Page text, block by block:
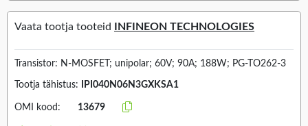
Vaata tootja tooteid INFINEON TECHNOLOGIES
Transistor: N-MOSFET; unipolar; 60V; 90A; 188W; PG-TO262-3
Tootja tähistus: IPI040N06N3GXKSA1
OMI kood: 13679